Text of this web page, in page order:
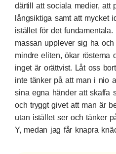
därtill att sociala medier, att
långsiktiga samt att mycket
istället för det
massan upplever sig ha
mindre eliten, ökar rösterna
inget är orättvist. Låt oss
inte tänker på att man i nio
sina egna händer att skaffa
och tryggt givet att man är
utan istället ser och tänker
Y, medan jag får knapra